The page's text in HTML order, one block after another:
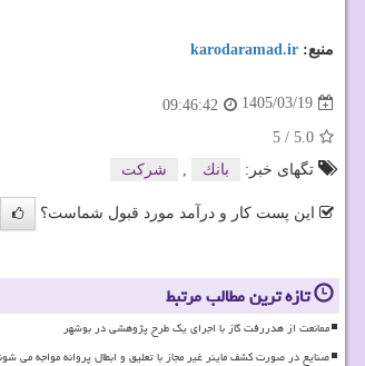
منبع: karodaramad.ir
1405/03/19
09:46:42
5.0
/
5
تگهای خبر:
بانك شركت
این پست کار و درآمد مورد قبول شماست؟
تازه ترین مطالب مرتبط
ممانعت از هدررفت گاز با اجرای یک طرح پژوهشی در بوشهر
صنایع در صورت کشف ماینر غیر مجاز با تعلیق و ابطال پروانه مواجه می